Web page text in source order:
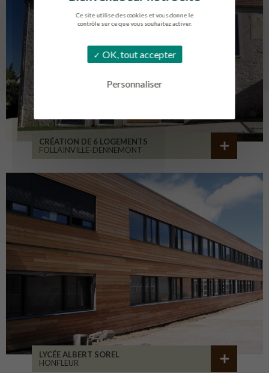
Ce site utilise des cookies et vous donne le
contrôle sur ce que vous souhaitez activer.
OK, tout accepter
Personnaliser
CRÉATION DE 6 LOGEMENTS
FOLLAINVILLE-DENNEMONT
LYCÉE ALBERT SOREL
HONFLEUR